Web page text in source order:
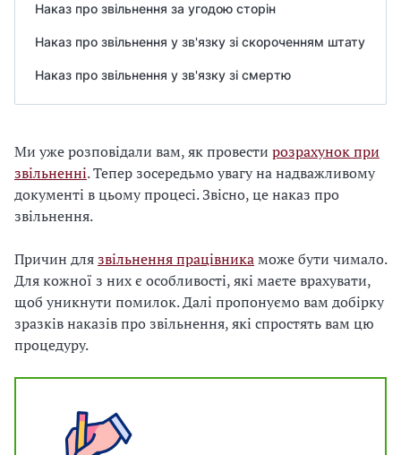
Наказ про звільнення за угодою сторін
Наказ про звільнення у зв'язку зі скороченням штату
Наказ про звільнення у зв'язку зі смертю
Ми уже розповідали вам, як провести розрахунок при
звільненні. Тепер зосередьмо увагу на надважливому
документі в цьому процесі. Звісно, це наказ про
звільнення.
Причин длязвільнення працівникаможе бути чимало.
Для кожної з них є особливості, які маєте врахувати,
щоб уникнути помилок. Далі пропонуємо вам добірку
зразків наказів про звільнення, які спростять вам цю
процедуру.